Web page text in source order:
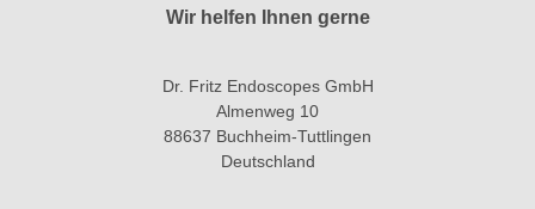
Wir helfen Ihnen gerne
Dr. Fritz Endoscopes GmbH
Almenweg 10
88637 Buchheim-Tuttlingen
Deutschland